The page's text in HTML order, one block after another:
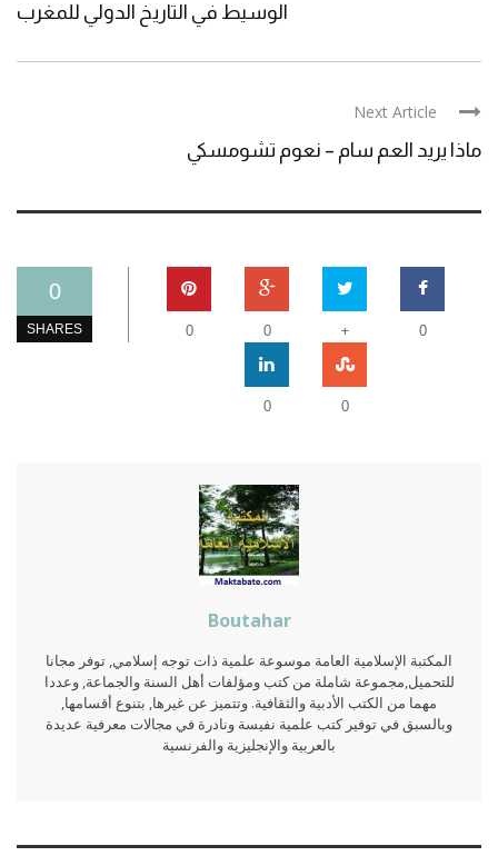
الوسيط في التاريخ الدولي للمغرب
Next Article
ماذا يريد العم سام – نعوم تشومسكي
0
SHARES 0
+
0
0
0
0
Boutahar
المكتبة الإسلامية العامة موسوعة علمية ذات توجه إسلامي, توفر مجانا
للتحميل,مجموعة شاملة من كتب ومؤلفات أهل السنة والجماعة, وعددا
مهما من الكتب الأدبية والثقافية. وتتميز عن غيرها, بتنوع أقسامها,
وبالسبق في توفير كتب علمية نفيسة ونادرة في مجالات معرفية عديدة
بالعربية والإنجليزية والفرنسية